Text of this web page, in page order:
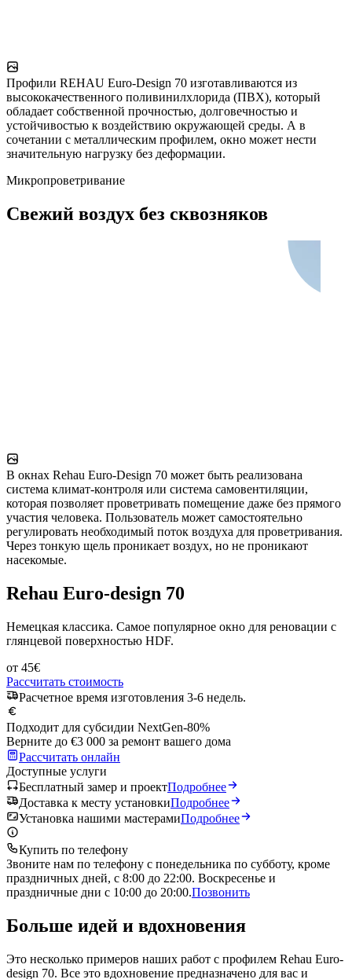
Профили REHAU Euro-Design 70 изготавливаются из
высококачественного поливинилхлорида (ПВХ), который
обладает собственной прочностью, долговечностью и
устойчивостью к воздействию окружающей среды. А в
сочетании с металлическим профилем, окно может нести
значительную нагрузку без деформации.
Микропроветривание
Свежий воздух без сквозняков
В окнах Rehau Euro-Design 70 может быть реализована
система климат-контроля или система самовентиляции,
которая позволяет проветривать помещение даже без прямого
участия человека. Пользователь может самостоятельно
регулировать необходимый поток воздуха для проветривания.
Через тонкую щель проникает воздух, но не проникают
насекомые.
Rehau Euro-design 70
Немецкая классика. Самое популярное окно для реновации с
глянцевой поверхностью HDF.
от 45€
Рассчитать стоимость
Расчетное время изготовления 3-6 недель.
Подходит для субсидии NextGen-80%
Верните до €3 000 за ремонт вашего дома
Рассчитать онлайн
Доступные услуги
Бесплатный замер и проектПодробнее
Доставка к месту установкиПодробнее
Установка нашими мастерамиПодробнее
Купить по телефону
Звоните нам по телефону с понедельника по субботу, кроме
праздничных дней, с 8:00 до 22:00. Воскресенье и
праздничные дни с 10:00 до 20:00.Позвонить
Больше идей и вдохновения
Это несколько примеров наших работ с профилем Rehau Euro-
design 70. Все это вдохновение предназначено для вас и